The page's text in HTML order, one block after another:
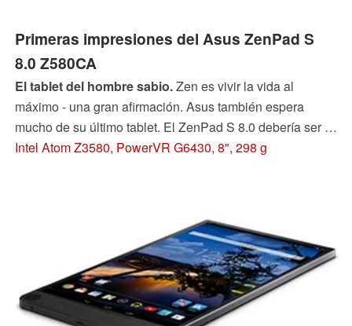
Primeras impresiones del Asus ZenPad S
8.0 Z580CA
El tablet del hombre sabio.Zen es vivir la vida al
máximo - una gran afirmación. Asus también espera
mucho de su último tablet. El ZenPad S 8.0 debería ser el
más delgado de su especie y cuenta con una gran
Intel Atom Z3580, PowerVR G6430, 8", 298 g